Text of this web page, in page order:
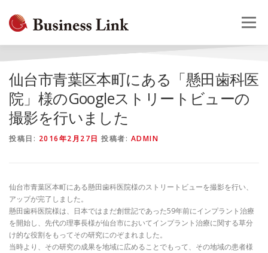
メニュー
仙台市青葉区本町にある「懸田歯科医
院」様のGoogleストリートビューの
撮影を行いました
投稿日: 2016年2月27日 投稿者: ADMIN
仙台市青葉区本町にある懸田歯科医院様のストリートビューを撮影を行い、
アップが完了しました。
懸田歯科医院様は、日本ではまだ創世記であった59年前にインプラント治療
を開始し、先代の理事長様が仙台市においてインプラント治療に関する草分
け的な役割をもってその研究にのぞまれました。
当時より、その研究の成果を地域に広めることでもって、その地域の患者様